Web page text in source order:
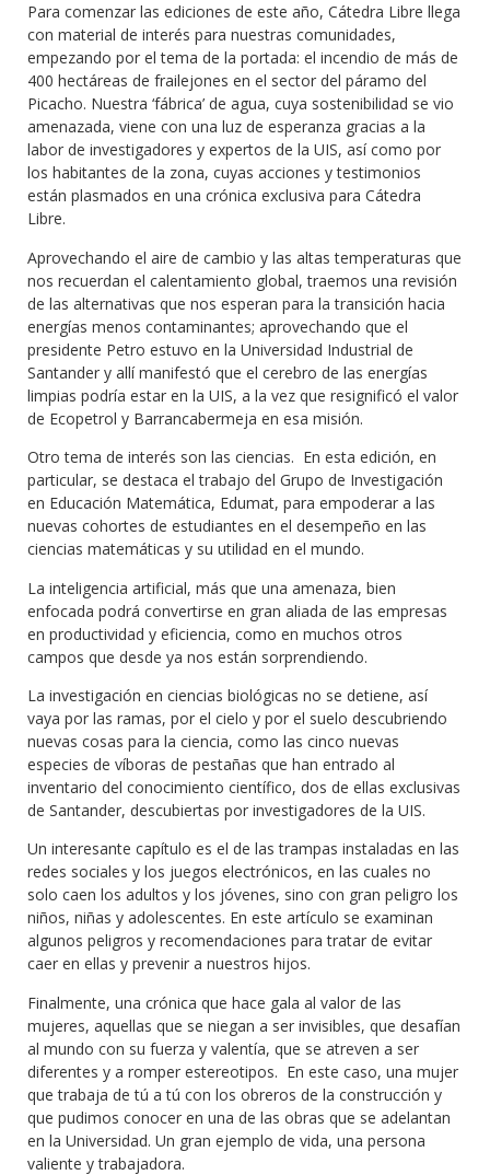
Para comenzar las ediciones de este año, Cátedra Libre llega
con material de interés para nuestras comunidades,
empezando por el tema de la portada: el incendio de más de
400 hectáreas de frailejones en el sector del páramo del
Picacho. Nuestra ‘fábrica’ de agua, cuya sostenibilidad se vio
amenazada, viene con una luz de esperanza gracias a la
labor de investigadores y expertos de la UIS, así como por
los habitantes de la zona, cuyas acciones y testimonios
están plasmados en una crónica exclusiva para Cátedra
Libre.
Aprovechando el aire de cambio y las altas temperaturas que
nos recuerdan el calentamiento global, traemos una revisión
de las alternativas que nos esperan para la transición hacia
energías menos contaminantes; aprovechando que el
presidente Petro estuvo en la Universidad Industrial de
Santander y allí manifestó que el cerebro de las energías
limpias podría estar en la UIS, a la vez que resignificó el valor
de Ecopetrol y Barrancabermeja en esa misión.
Otro tema de interés son las ciencias. En esta edición, en
particular, se destaca el trabajo del Grupo de Investigación
en Educación Matemática, Edumat, para empoderar a las
nuevas cohortes de estudiantes en el desempeño en las
ciencias matemáticas y su utilidad en el mundo.
La inteligencia artificial, más que una amenaza, bien
enfocada podrá convertirse en gran aliada de las empresas
en productividad y eficiencia, como en muchos otros
campos que desde ya nos están sorprendiendo.
La investigación en ciencias biológicas no se detiene, así
vaya por las ramas, por el cielo y por el suelo descubriendo
nuevas cosas para la ciencia, como las cinco nuevas
especies de víboras de pestañas que han entrado al
inventario del conocimiento científico, dos de ellas exclusivas
de Santander, descubiertas por investigadores de la UIS.
Un interesante capítulo es el de las trampas instaladas en las
redes sociales y los juegos electrónicos, en las cuales no
solo caen los adultos y los jóvenes, sino con gran peligro los
niños, niñas y adolescentes. En este artículo se examinan
algunos peligros y recomendaciones para tratar de evitar
caer en ellas y prevenir a nuestros hijos.
Finalmente, una crónica que hace gala al valor de las
mujeres, aquellas que se niegan a ser invisibles, que desafían
al mundo con su fuerza y valentía, que se atreven a ser
diferentes y a romper estereotipos. En este caso, una mujer
que trabaja de tú a tú con los obreros de la construcción y
que pudimos conocer en una de las obras que se adelantan
en la Universidad. Un gran ejemplo de vida, una persona
valiente y trabajadora.